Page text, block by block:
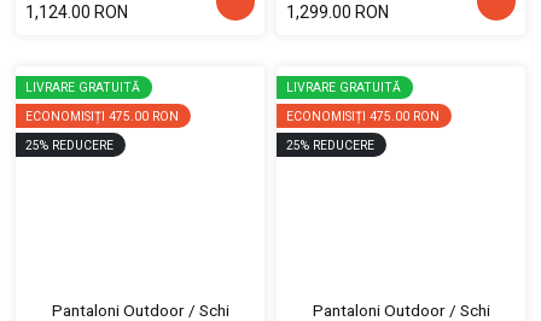
1,124.00 RON
1,299.00 RON
LIVRARE GRATUITĂ
ECONOMISIȚI 475.00 RON
25% REDUCERE
Pantaloni Outdoor / Schi
LIVRARE GRATUITĂ
ECONOMISIȚI 475.00 RON
25% REDUCERE
Pantaloni Outdoor / Schi